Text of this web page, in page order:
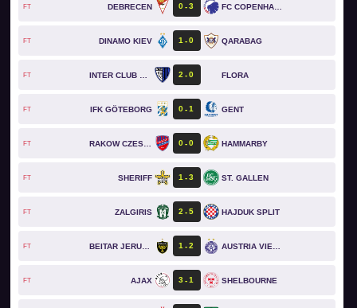
FT DEBRECEN 0 3 FC COPENHAGEN
FT DINAMO KIEV 1 0 QARABAG
FT INTER CLUB D'ESCALDES 2 0 FLORA
FT IFK GÖTEBORG 0 1 GENT
FT RAKOW CZESTOCHOWA 0 0 HAMMARBY
FT SHERIFF 1 3 ST. GALLEN
FT ZALGIRIS 2 5 HAJDUK SPLIT
FT BEITAR JERUSALEM 1 2 AUSTRIA VIENNA
FT AJAX 3 1 SHELBOURNE